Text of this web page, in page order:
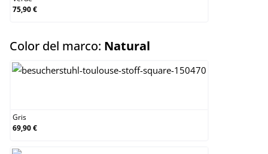
75,90 €
Color del marco: Natural
Gris
69,90 €